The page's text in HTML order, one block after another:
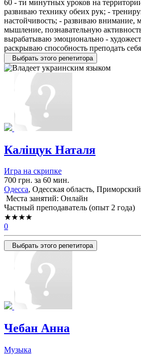
60 - ти минутных уроков на
развиваю технику обеих рук; -
настойчивость; - развиваю внимание,
мышление, познавательную
вырабатываю эмоционально -
раскрываю способность преподать
Выбрать этого репетитора
Каліщук Наталя
Игра на скрипке
700 грн. за 60 мин.
Одесса, Одесская область, Приморский
Места занятий: Онлайн
Частный преподаватель (опыт 2 года)
★★★★
0
Выбрать этого репетитора
Чебан Анна
Музыка